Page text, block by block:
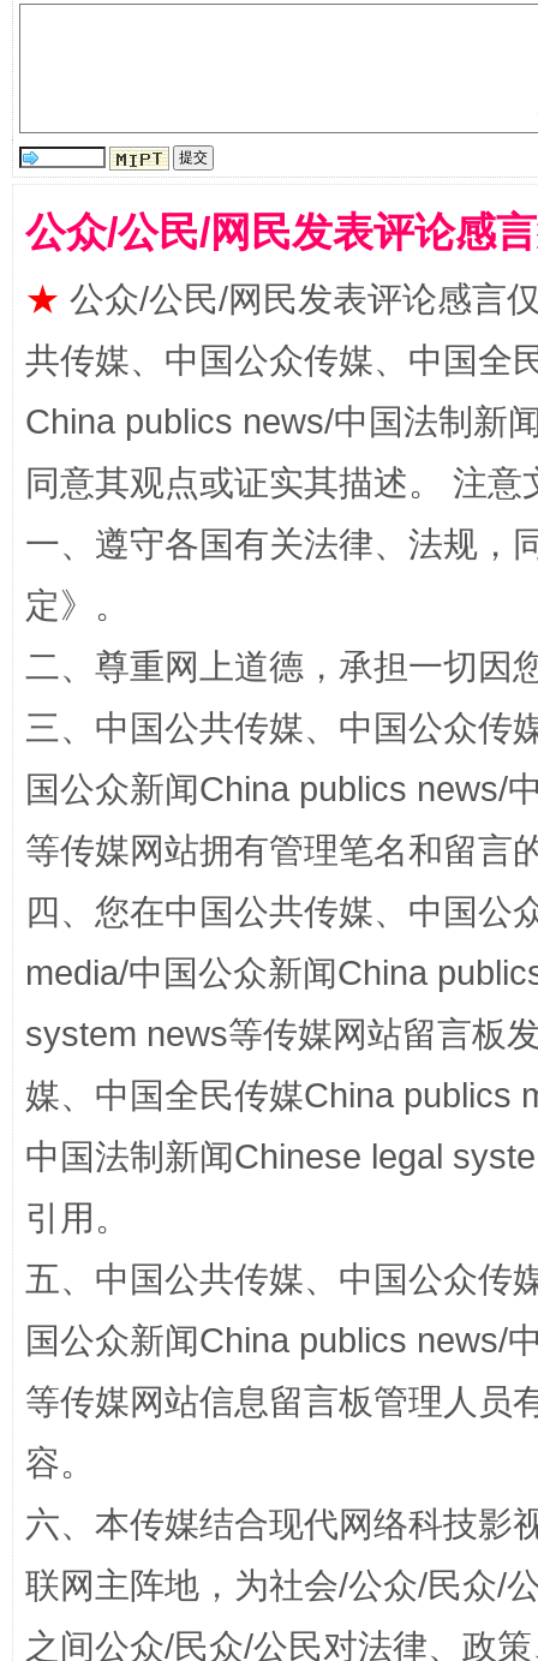
全民健身五年计划来了！等你上场
阿坝州三大球赛在茂县开幕 规模
国家大学科技园优化重塑工作
扯下公款旅游的“隐身衣” 如何以
公众/公民/网民发表评论感
★ 公众/公民/网民发表评论感言
共传媒、中国公众传媒、中国全
China publics news/中国法制新
同意其观点或证实其描述。 注
一、遵守各国有关法律、法规，
定》。
二、尊重网上道德，承担一切因
三、中国公共传媒、中国公众传
国公众新闻China publics news/
等传媒网站拥有管理笔名和留言
四、您在中国公共传媒、中国公
media/中国公众新闻China
system news等传媒网站留言板
媒、中国全民传媒China publics
中国法制新闻Chinese legal
引用。
五、中国公共传媒、中国公众传
国公众新闻China publics news/
等传媒网站信息留言板管理人员
容。
六、本传媒结合现代网络科技影
联网主阵地，为社会/公众/民众/
之间公众/民众/公民对法律、政